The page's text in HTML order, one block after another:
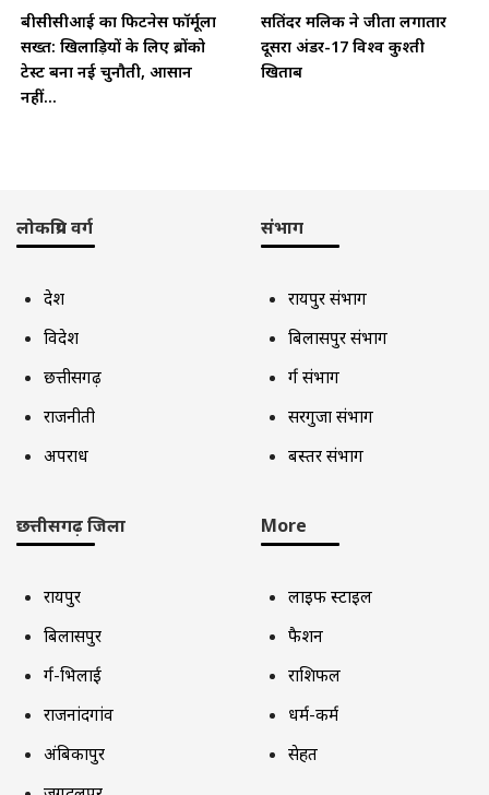
बीसीसीआई का फिटनेस फॉर्मूला
सख्त: खिलाड़ियों के लिए ब्रोंको
टेस्ट बना नई चुनौती, आसान
नहीं...
सतिंदर मलिक ने जीता लगातार
दूसरा अंडर-17 विश्व कुश्ती
खिताब
लोकप्रिय वर्ग
देश
विदेश
छत्तीसगढ़
राजनीती
अपराध
संभाग
रायपुर संभाग
बिलासपुर संभाग
दुर्ग संभाग
सरगुजा संभाग
बस्तर संभाग
छत्तीसगढ़ जिला
रायपुर
बिलासपुर
दुर्ग-भिलाई
राजनांदगांव
अंबिकापुर
More
लाइफ स्टाइल
फैशन
राशिफल
धर्म-कर्म
सेहत